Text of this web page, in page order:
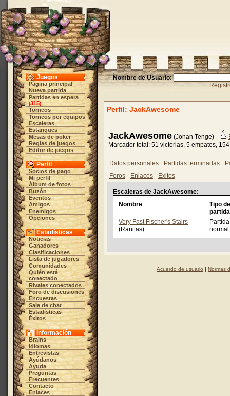
Juegos
Página principal
Nueva partida
Partidas en espera
(315)
Torneos
Torneos por equipos
Escaleras
Estanques
Mesas de poker
Reglas de juegos
Editor de juegos
Perfil
Socios de pago
Mi perfil
Álbum de fotos
Buzón
Eventos
Amigos
Enemigos
Opciones
Estadísticas
Noticias
Ganadores
Clasificaciones
Lista de jugadores
Comunidades
Quién está
conectado
Rivales conectados
Foro de discusiones
Encuestas
Sala de chat
Estadísticas
Éxitos
Información
Brains
Idiomas
Entrevistas
Ayúdanos
Ayuda
Preguntas
Frecuentes
Contacto
Enlaces
Nombre de Usuario:
Perfil: JackAwesome
JackAwesome (Johan Tenge) -
Marcador total: 51 victorias, 5 empates,
Datos personales Partidas terminadas
Foros
Enlaces Exitos
Escaleras de JackAwesome:
Nombre
Tipo de
partida
Very Fast Fischer's Stairs
(Ranitas)
Partida
normal
Acuerdo de usuario | Normas